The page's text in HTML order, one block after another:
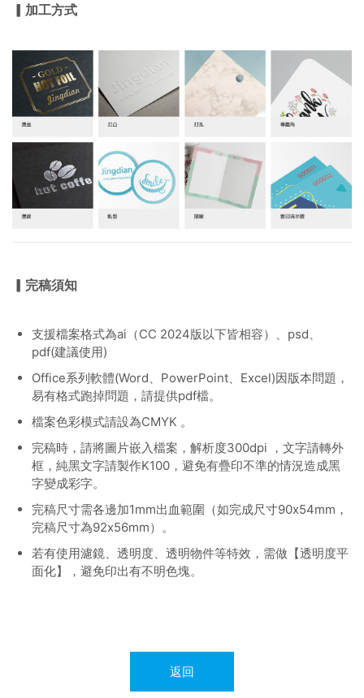
▎加工方式
▎完稿須知
支援檔案格式為ai（CC 2024版以下皆相容）、psd、
pdf(建議使用)
Office系列軟體(Word、PowerPoint、Excel)因版本問題，
易有格式跑掉問題，請提供pdf檔。
檔案色彩模式請設為CMYK 。
完稿時，請將圖片嵌入檔案，解析度300dpi ，文字請轉外
框，純黑文字請製作K100，避免有疊印不準的情況造成黑
字變成彩字。
完稿尺寸需各邊加1mm出血範圍（如完成尺寸90x54mm，
完稿尺寸為92x56mm）。
若有使用濾鏡、透明度、透明物件等特效，需做【透明度平
面化】，避免印出有不明色塊。
返回